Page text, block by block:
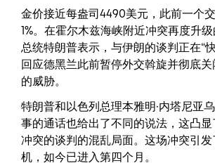
金价接近每盎司4490美元，此前一个
1%。在霍尔木兹海峡附近冲突再度升
总统特朗普表示，与伊朗的谈判正在“
回应德黑兰此前暂停外交斡旋并彻底
的威胁。
特朗普和以色列总理本雅明·内塔尼亚
事的通话也给出了不同的说法，这凸
冲突的谈判的混乱局面。这场冲突引
机，如今已进入第四个月。